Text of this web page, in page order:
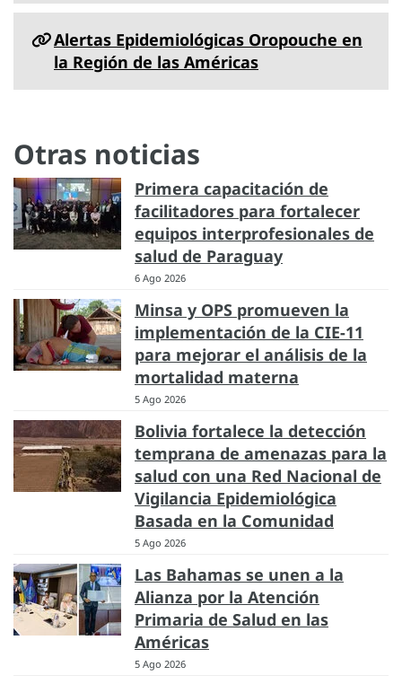
Alertas Epidemiológicas Oropouche en
la Región de las Américas
Otras noticias
Primera capacitación de
facilitadores para fortalecer
equipos interprofesionales de
salud de Paraguay
6 Ago 2026
Minsa y OPS promueven la
implementación de la CIE-11
para mejorar el análisis de la
mortalidad materna
5 Ago 2026
Bolivia fortalece la detección
temprana de amenazas para la
salud con una Red Nacional de
Vigilancia Epidemiológica
Basada en la Comunidad
5 Ago 2026
Las Bahamas se unen a la
Alianza por la Atención
Primaria de Salud en las
Américas
5 Ago 2026